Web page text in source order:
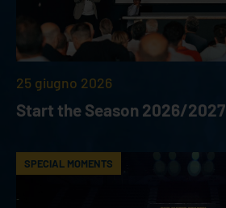
25 giugno 2026
Start the Season 2026/2027
SPECIAL MOMENTS